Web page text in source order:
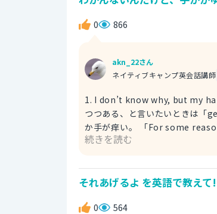
0 866
akn_22さん
ネイティブキャンプ英会話講師
1. I don’t know why, but my hand is
つつある、と言いたいときは「getting itchy」と言い
か手が痒い。 「For some reason」の形で使われるとき、「some」には「何か」という意味が込められま
す。ですので、「for some
続きを読む
それあげるよ を英語で教えて!
0 564